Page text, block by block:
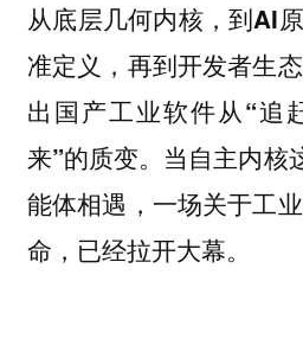
从底层几何内核，到AI
准定义，再到开发者生
出国产工业软件从“追
来”的质变。 当自主内核
能体相遇，一场关于工
命，已经拉开大幕。